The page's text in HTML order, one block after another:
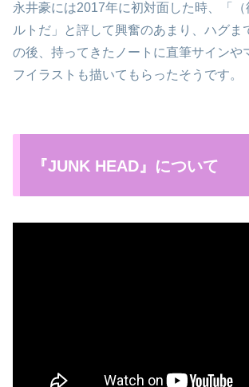
永井豪には2017年に初対面した時、「
ルトだ」と評して興奮のあまり、ハグま
の後、持ってきたノートに直筆サインや
フイラストも描いてもらったそうです。
『JUNK HEAD』について